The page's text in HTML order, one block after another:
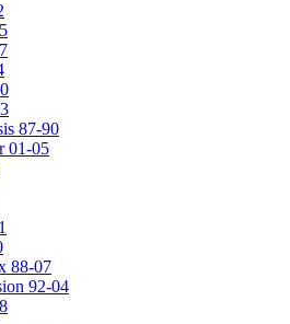
87-90
01-05
88-07
92-04